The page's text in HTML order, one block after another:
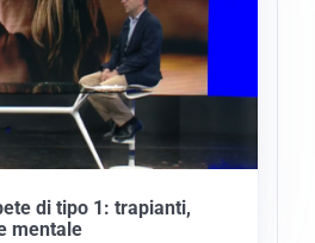
di tipo 1: trapianti,
mentale